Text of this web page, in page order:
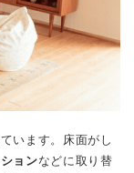
います。床面がし
ョンなどに取り替